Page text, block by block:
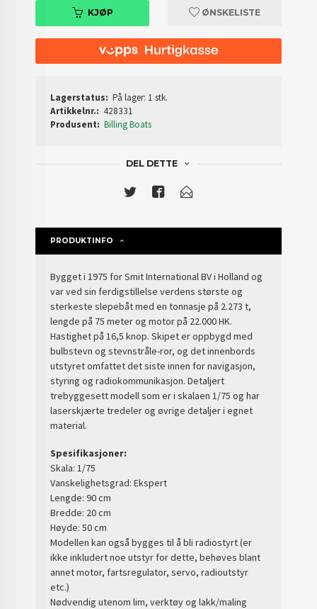
KJØP ØNSKELISTE
Lagerstatus: På lager: 1 stk.
Artikkelnr.: 428331
Produsent: Billing Boats
DEL DETTE
PRODUKTINFO
Bygget i 1975 for Smit International BV i Holland og
var ved sin ferdigstillelse verdens største og
sterkeste slepebåt med en tonnasje på 2.273 t,
lengde på 75 meter og motor på 22.000 HK.
Hastighet på 16,5 knop. Skipet er oppbygd med
bulbstevn og stevnstråle-ror, og det innenbords
utstyret omfattet det siste innen for navigasjon,
styring og radiokommunikasjon. Detaljert
trebyggesett modell som er i skalaen 1/75 og har
laserskjærte tredeler og øvrige detaljer i egnet
material.
Spesifikasjoner:
Skala: 1/75
Vanskelighetsgrad: Ekspert
Lengde: 90 cm
Bredde: 20 cm
Høyde: 50 cm
Modellen kan også bygges til å bli radiostyrt (er
ikke inkludert noe utstyr for dette, behøves blant
annet motor, fartsregulator, servo, radioutstyr
etc.)
Nødvendig utenom lim, verktøy og lakk/maling